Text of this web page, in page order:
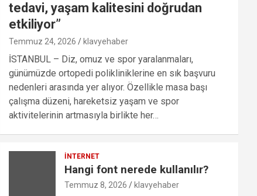
tedavi, yaşam kalitesini doğrudan
etkiliyor”
Temmuz 24, 2026 klavyehaber
İSTANBUL – Diz, omuz ve spor yaralanmaları,
günümüzde ortopedi polikliniklerine en sık başvuru
nedenleri arasında yer alıyor. Özellikle masa başı
çalışma düzeni, hareketsiz yaşam ve spor
aktivitelerinin artmasıyla birlikte her…
İNTERNET
Hangi font nerede kullanılır?
Temmuz 8, 2026 klavyehaber